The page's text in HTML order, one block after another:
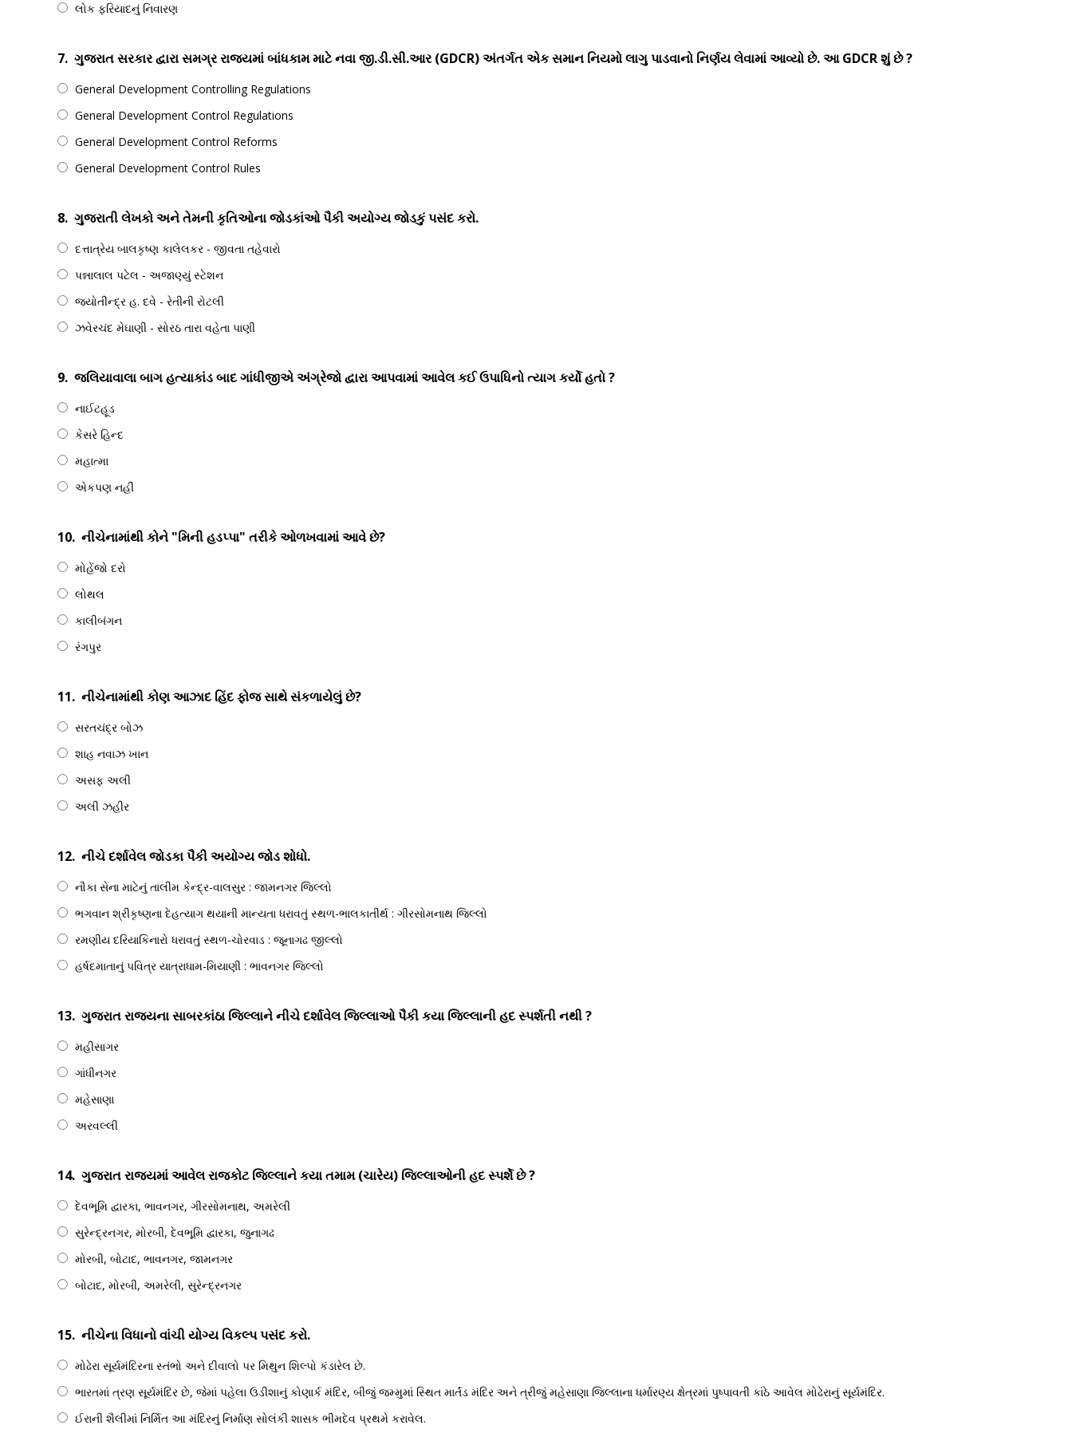
લોક ફરિયાદનું નિવારણ
7. ગુજરાત સરકાર દ્વારા સમગ્ર રાજ્યમાં બાંધકામ માટે નવા જી.ડી.સી.આર (GDCR) અંતર્ગત એક સમાન નિયમો લાગુ પાડવાનો નિર્ણય લેવામાં આવ્યો છે. આ GDCR શું છે ?
General Development Controlling Regulations
General Development Control Regulations
General Development Control Reforms
General Development Control Rules
8. ગુજરાતી લેખકો અને તેમની કૃતિઓના જોડકાંઓ પૈકી અયોગ્ય જોડકું પસંદ કરો.
દત્તાત્રેય બાલકૃષ્ણ કાલેલકર - જીવતા તહેવારો
પન્નાલાલ પટેલ - અજાણ્યું સ્ટેશન
જ્યોતીન્દ્ર હ‌. દવે - રેતીની રોટલી
ઝવેરચંદ મેઘાણી - સોરઠ તારા વહેતા પાણી
9. જલિયાવાલા બાગ હત્યાકાંડ બાદ ગાંધીજીએ અંગ્રેજો દ્વારા આપવામાં આવેલ કઈ ઉપાધિનો ત્યાગ કર્યો હતો ?
નાઈટહૂડ
કેસરે હિન્દ
મહાત્મા
એકપણ નહીં
10. નીચેનામાંથી કોને "મિની હડપ્પા" તરીકે ઓળખવામાં આવે છે?
મોહેંજો દરો
લોથલ
કાલીબંગન
રંગપુર
11. નીચેનામાંથી કોણ આઝાદ હિંદ ફોજ સાથે સંકળાયેલું છે?
સરતચંદ્ર બોઝ
શાહ નવાઝ ખાન
અસફ અલી
અલી ઝહીર
12. નીચે દર્શાવેલ જોડકા પૈકી અયોગ્ય જોડ શોધો.
નૌકા સેના માટેનું તાલીમ કેન્દ્ર-વાલસુર : જામનગર જિલ્લો
ભગવાન શ્રીકૃષ્ણના દેહત્યાગ થયાની માન્યતા ધરાવતું સ્થળ-ભાલકાતીર્થ : ગીરસોમનાથ જિલ્લો
રમણીય દરિયાકિનારો ધરાવતું સ્થળ-ચોરવાડ : જૂનાગઢ જીલ્લો
હર્ષદમાતાનું પવિત્ર યાત્રાધામ-મિયાણી : ભાવનગર જિલ્લો
13. ગુજરાત રાજ્યના સાબરકાંઠા જિલ્લાને નીચે દર્શાવેલ જિલ્લાઓ પૈકી કયા જિલ્લાની હદ સ્પર્શતી નથી ?
મહીસાગર
ગાંધીનગર
મહેસાણા
અરવલ્લી
14. ગુજરાત રાજ્યમાં આવેલ રાજકોટ જિલ્લાને કયા તમામ (ચારેય) જિલ્લાઓની હદ સ્પર્શે છે ?
દેવભૂમિ દ્વારકા, ભાવનગર, ગીરસોમનાથ, અમરેલી
સુરેન્દ્રનગર, મોરબી, દેવભૂમિ દ્વારકા, જુનાગઢ
મોરબી, બોટાદ, ભાવનગર, જામનગર
બોટાદ, મોરબી, અમરેલી, સુરેન્દ્રનગર
15. નીચેના વિધાનો વાંચી યોગ્ય વિકલ્પ પસંદ કરો.
મોઢેરા સૂર્યમંદિરના સ્તંભો અને દીવાલો પર મિથુન શિલ્પો કંડારેલ છે.
ભારતમાં ત્રણ સૂર્યમંદિર છે, જેમાં પહેલા ઉડીશાનું કોણાર્ક મંદિર, બીજું જમ્મુમાં સ્થિત માર્તંડ મંદિર અને ત્રીજું મહેસાણા જિલ્લાના ધર્મારણ્ય ક્ષેત્રમાં પુષ્પાવતી કાંઠે આવેલ મોઢેરાનું સૂર્યમંદિર.
ઈરાની શૈલીમાં નિર્મિત આ મંદિરનું નિર્માણ સોલંકી શાસક ભીમદેવ પ્રથમે કરાવેલ.